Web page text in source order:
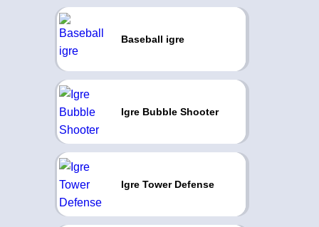
Baseball igre
Igre Bubble Shooter
Igre Tower Defense